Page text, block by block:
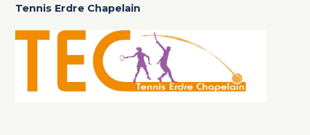
Tennis Erdre Chapelain